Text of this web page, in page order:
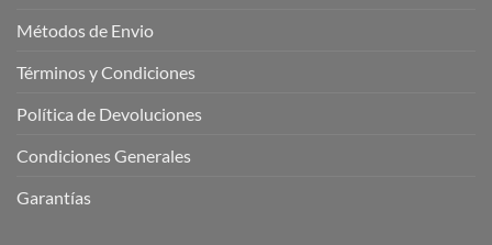
Métodos de Envio
Términos y Condiciones
Política de Devoluciones
Condiciones Generales
Garantías